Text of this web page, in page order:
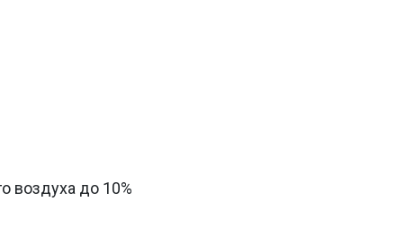
воздуха до 10%